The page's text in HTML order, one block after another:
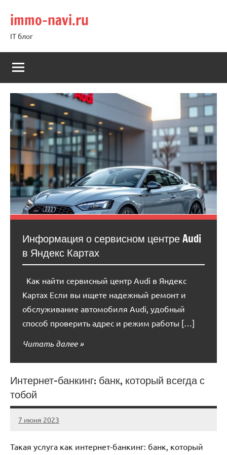
содержимому
immo-navi.ru
IT блог
Информация о сервисном центре Audi
в Яндекс Картах
Как найти сервисный центр Audi в Яндекс
Картах Если вы ищете надежный ремонт и
обслуживание автомобиля Audi, удобный
способ проверить адрес и режим работы […]
Читать далее
Интернет-банкинг: банк, который всегда с
тобой
7 июня 2023
immo_navi_ru
Нет
Такая услуга как интернет-банкинг: банк, который